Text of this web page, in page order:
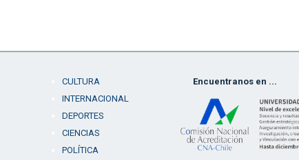
CULTURA
INTERNACIONAL
DEPORTES
CIENCIAS
POLÍTICA
Encuentranos en ...